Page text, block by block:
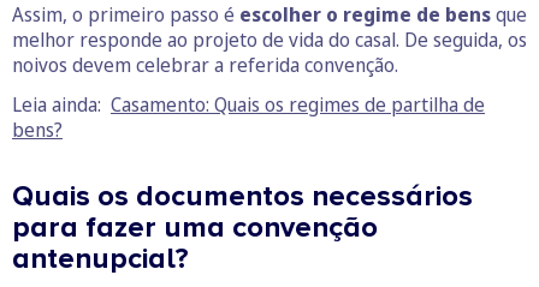
Assim, o primeiro passo é escolher o regime de bensque
melhor responde ao projeto de vida do casal. De seguida, os
noivos devem celebrar a referida convenção.
Leia ainda: Casamento: Quais os regimes de partilha de
bens?
Quais os documentos necessários
para fazer uma convenção
antenupcial?